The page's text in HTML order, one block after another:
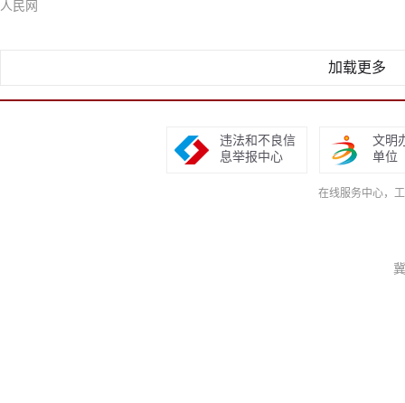
人民网
加载更多
违法和不良信
息举报中心
文明
单位
在线服务中心，